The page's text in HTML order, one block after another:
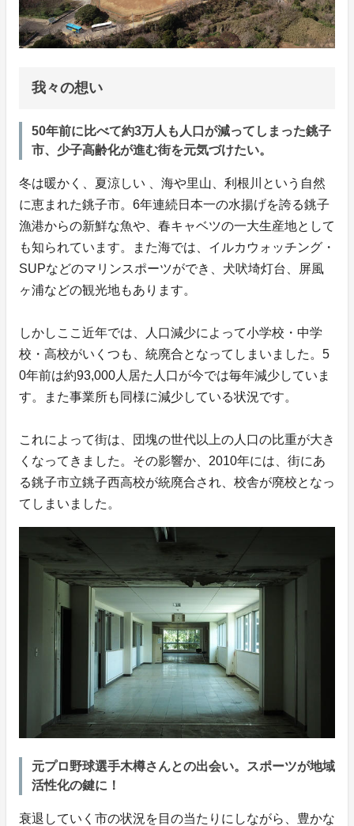
我々の想い
50年前に比べて約3万人も人口が減ってしまった銚子
市、少子高齢化が進む街を元気づけたい。
冬は暖かく、夏涼しい 、海や里山、利根川という自然
に恵まれた銚子市。6年連続日本一の水揚げを誇る銚子
漁港からの新鮮な魚や、春キャベツの一大生産地として
も知られています。また海では、イルカウォッチング・
SUPなどのマリンスポーツができ、犬吠埼灯台、屏風
ヶ浦などの観光地もあります。
しかしここ近年では、人口減少によって小学校・中学
校・高校がいくつも、統廃合となってしまいました。5
0年前は約93,000人居た人口が今では毎年減少していま
す。また事業所も同様に減少している状況です。
これによって街は、団塊の世代以上の人口の比重が大き
くなってきました。その影響か、2010年には、街にあ
る銚子市立銚子西高校が統廃合され、校舎が廃校となっ
てしまいました。
元プロ野球選手木樽さんとの出会い。スポーツが地域
活性化の鍵に！
衰退していく市の状況を目の当たりにしながら、豊かな